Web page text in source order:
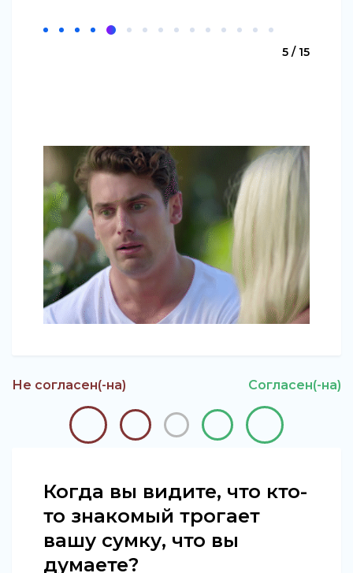
5 / 15
Не согласен(-на) Согласен(-на)
Когда вы видите, что кто-
то знакомый трогает
вашу сумку, что вы
думаете?